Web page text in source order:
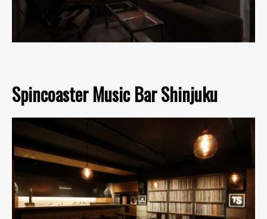
Spincoaster Music Bar Shinjuku